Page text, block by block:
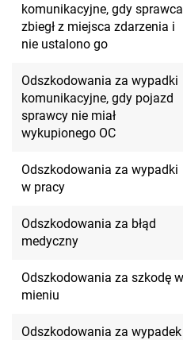
komunikacyjne, gdy sprawca
zbiegł z miejsca zdarzenia i
nie ustalono go
Odszkodowania za wypadki
komunikacyjne, gdy pojazd
sprawcy nie miał
wykupionego OC
Odszkodowania za wypadki
w pracy
Odszkodowania za błąd
medyczny
Odszkodowania za szkodę w
mieniu
Odszkodowania za wypadek